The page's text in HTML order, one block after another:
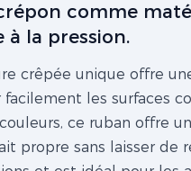
comme
à la pression.
crêpée unique offre
facilement les surfaces
ce ruban offre
propre sans laisser de